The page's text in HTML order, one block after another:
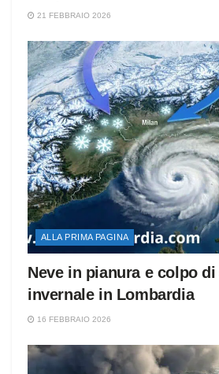
21 FEBBRAIO 2026
ALLA PRIMA PAGINA
Neve in pianura e colpo
invernale in Lombardia
16 FEBBRAIO 2026